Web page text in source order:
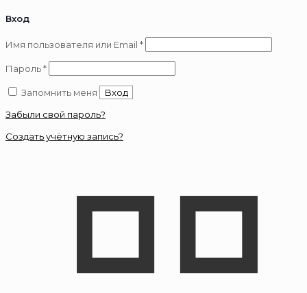
Вход
Имя пользователя или Email *Обязательно
Пароль*Обязательно
Запомнить меня
Вход
Забыли свой пароль?
Создать учётную запись?